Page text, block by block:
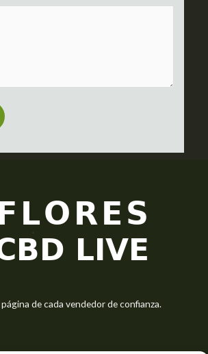
de cada vendedor de confianza.